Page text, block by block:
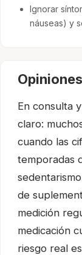
Ignorar
náuseas) y
En consulta
claro:
cuando las
temporadas
de
medición
medicación
riesgo real